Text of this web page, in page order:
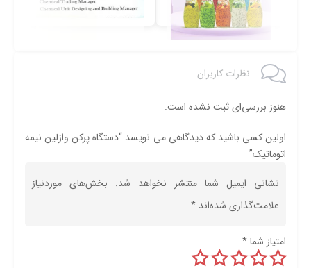
نظرات کاربران
هنوز بررسی‌ای ثبت نشده است.
اولین کسی باشید که دیدگاهی می نویسد “دستگاه پرکن وازلین نیمه
اتوماتیک”
نشانی ایمیل شما منتشر نخواهد شد. بخش‌های موردنیاز
علامت‌گذاری شده‌اند *
امتیاز شما*